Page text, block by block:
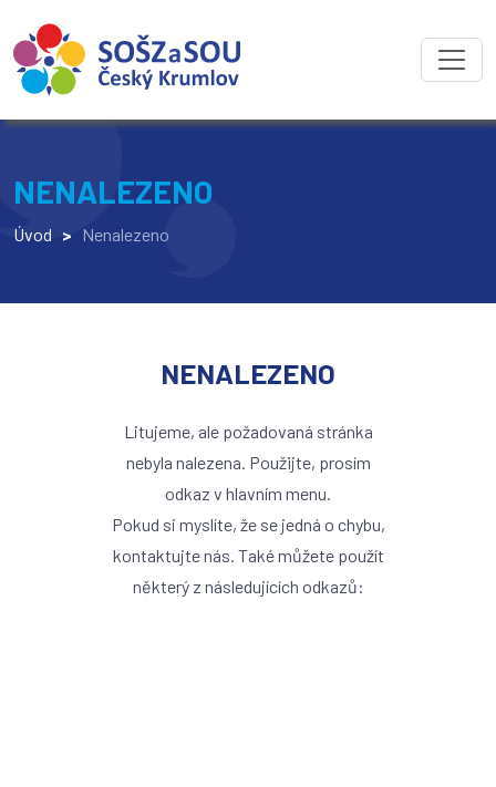
NENALEZENO
Úvod > Nenalezeno
NENALEZENO
Litujeme, ale požadovaná stránka
nebyla nalezena. Použijte, prosím
odkaz v hlavním menu.
Pokud si myslíte, že se jedná o chybu,
kontaktujte nás. Také můžete použít
některý z následujících odkazů: